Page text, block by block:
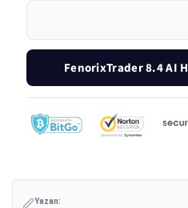
FenorixTrader 8.4 AI
Yazan: